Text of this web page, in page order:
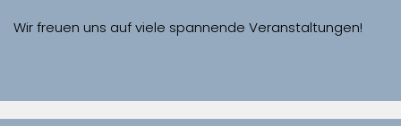
Wir freuen uns auf viele spannende Veranstaltungen!